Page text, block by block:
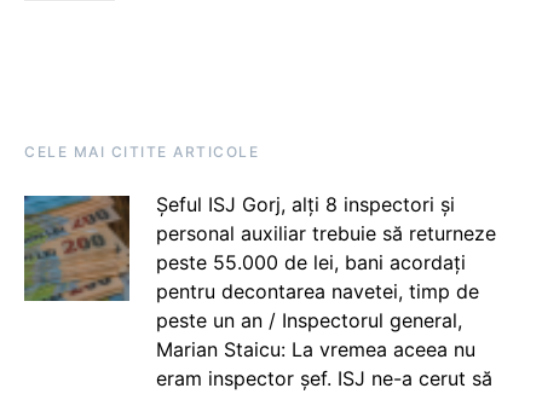
CELE MAI CITITE ARTICOLE
Șeful ISJ Gorj, alți 8 inspectori și
personal auxiliar trebuie să returneze
peste 55.000 de lei, bani acordați
pentru decontarea navetei, timp de
peste un an / Inspectorul general,
Marian Staicu: La vremea aceea nu
eram inspector șef. ISJ ne-a cerut să